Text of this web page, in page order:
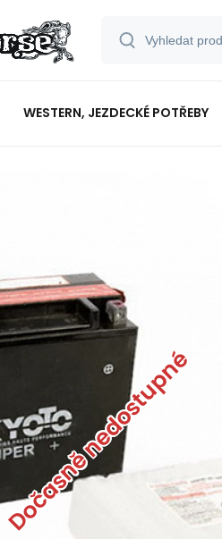
WESTERN, JEZDECKÉ POTŘEBY
Dočasně nedostupné